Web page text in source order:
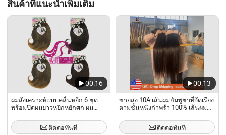
สินค้าที่แนะนำเพิ่มเติม
00:16
ผมสังเคราะห์แบบคลื่นหยิก 6 ชุด
พร้อมปิดผมยาวหยิกหยักศก ผม
หญิง
ติดต่อทันที
00:13
ขายส่ง 10A เส้นผมกัมพูชาที่จัดเรียง
ตามชั้นหนังกำพร้า 100% เส้นผม
เรียงตามชั้นหนังกำพร้า
ติดต่อทันที